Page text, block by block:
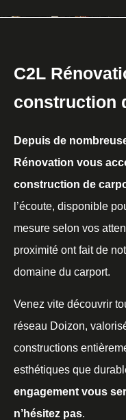
C2L
construction
Depuis de
Rénovation vous
construction de
l’écoute, disponible
mesure selon vos
proximité ont fait de
domaine du carport.
Venez vite découvrir
réseau Doizon,
constructions
esthétiques que
engagement vous
n’hésitez pas.